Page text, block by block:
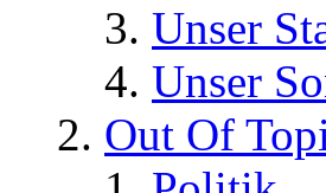
Unser
Unser
Out Of